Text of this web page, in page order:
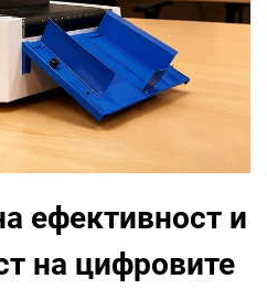
ефективност и
на цифровите